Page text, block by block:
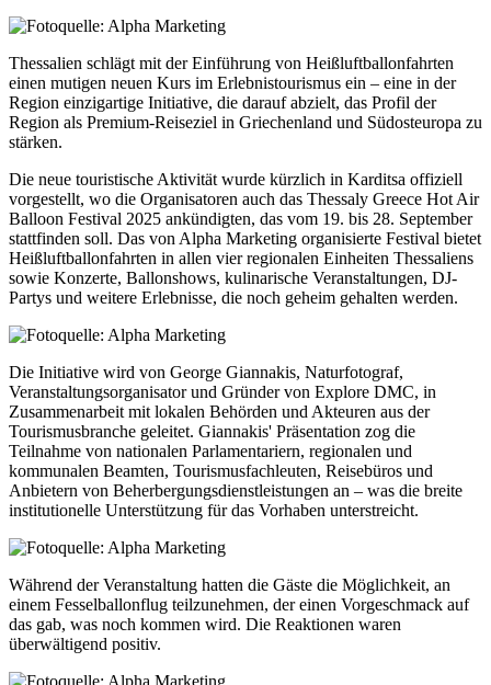
Thessalien schlägt mit der Einführung von Heißluftballonfahrten
einen mutigen neuen Kurs im Erlebnistourismus ein – eine in der
Region einzigartige Initiative, die darauf abzielt, das Profil der
Region als Premium-Reiseziel in Griechenland und Südosteuropa zu
stärken.
Die neue touristische Aktivität wurde kürzlich in Karditsa offiziell
vorgestellt, wo die Organisatoren auch das Thessaly Greece Hot Air
Balloon Festival 2025 ankündigten, das vom 19. bis 28. September
stattfinden soll. Das von Alpha Marketing organisierte Festival bietet
Heißluftballonfahrten in allen vier regionalen Einheiten Thessaliens
sowie Konzerte, Ballonshows, kulinarische Veranstaltungen, DJ-
Partys und weitere Erlebnisse, die noch geheim gehalten werden.
Die Initiative wird von George Giannakis, Naturfotograf,
Veranstaltungsorganisator und Gründer von Explore DMC, in
Zusammenarbeit mit lokalen Behörden und Akteuren aus der
Tourismusbranche geleitet. Giannakis' Präsentation zog die
Teilnahme von nationalen Parlamentariern, regionalen und
kommunalen Beamten, Tourismusfachleuten, Reisebüros und
Anbietern von Beherbergungsdienstleistungen an – was die breite
institutionelle Unterstützung für das Vorhaben unterstreicht.
Während der Veranstaltung hatten die Gäste die Möglichkeit, an
einem Fesselballonflug teilzunehmen, der einen Vorgeschmack auf
das gab, was noch kommen wird. Die Reaktionen waren
überwältigend positiv.